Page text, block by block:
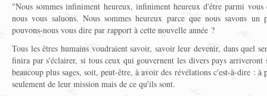
"Nous sommes infiniment heureux, infiniment heureux d'être parmi
nous vous saluons. Nous sommes heureux parce que nous savons
pouvons-nous vous dire par rapport à cette nouvelle année ?
Tous les êtres humains voudraient savoir, savoir leur devenir, dans quel
finira par s'éclairer, si tous ceux qui gouvernent les divers pays arriveront
beaucoup plus sages, soit, peut-être, à avoir des révélations c'est-à-dire : à
seulement de leur mission mais de ce qu'ils sont.